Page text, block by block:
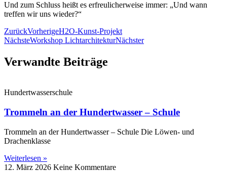
Und zum Schluss heißt es erfreulicherweise immer: „Und wann
treffen wir uns wieder?“
ZurückVorherigeH2O-Kunst-Projekt
NächsteWorkshop LichtarchitekturNächster
Verwandte Beiträge
Hundertwasserschule
Trommeln an der Hundertwasser – Schule
Trommeln an der Hundertwasser – Schule Die Löwen‑ und
Drachenklasse
Weiterlesen »
12. März 2026 Keine Kommentare